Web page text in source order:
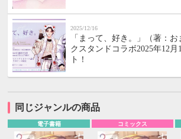
2025/12/16
「まって、好き。」（著：
クスタンドコラボ2025年12月
ト！
同じジャンルの商品
電子書籍 コミックス